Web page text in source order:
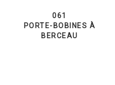
061
PORTE-BOBINES À
BERCEAU